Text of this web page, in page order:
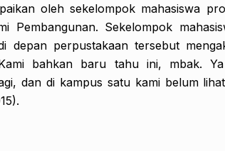
oleh sekelompok mahasiswa
Pembangunan. Sekelompok
depan perpustakaan tersebut
bahkan baru tahu ini, mbak.
dan di kampus satu kami belum